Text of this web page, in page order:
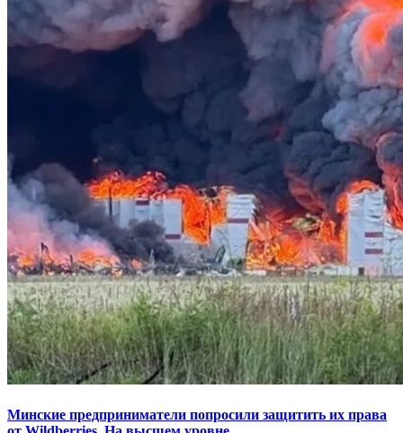
Минские предприниматели попросили защитить их права